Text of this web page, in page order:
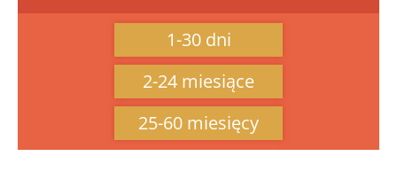
1-30 dni
2-24 miesiące
25-60 miesięcy